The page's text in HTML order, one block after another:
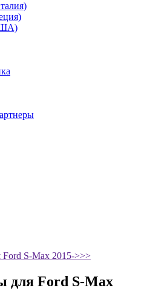
Ford S-Max 2015->>>
для Ford S-Max